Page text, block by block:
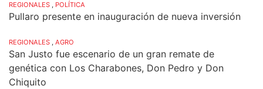
REGIONALES , POLÍTICA
Pullaro presente en inauguración de nueva inversión
REGIONALES , AGRO
San Justo fue escenario de un gran remate de
genética con Los Charabones, Don Pedro y Don
Chiquito